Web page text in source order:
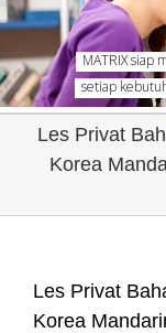
MATRIX siap
setiap
Les Privat
Korea
Les Privat
Korea